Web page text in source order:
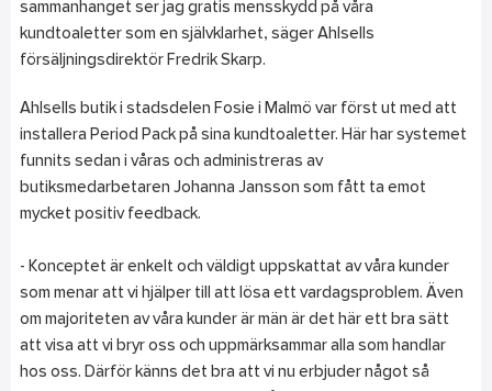
sammanhanget ser jag gratis mensskydd på våra
kundtoaletter som en självklarhet, säger Ahlsells
försäljningsdirektör Fredrik Skarp.
Ahlsells butik i stadsdelen Fosie i Malmö var först ut med att
installera Period Pack på sina kundtoaletter. Här har systemet
funnits sedan i våras och administreras av
butiksmedarbetaren Johanna Jansson som fått ta emot
mycket positiv feedback.
- Konceptet är enkelt och väldigt uppskattat av våra kunder
som menar att vi hjälper till att lösa ett vardagsproblem. Även
om majoriteten av våra kunder är män är det här ett bra sätt
att visa att vi bryr oss och uppmärksammar alla som handlar
hos oss. Därför känns det bra att vi nu erbjuder något så